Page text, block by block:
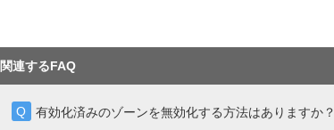
関連するFAQ
有効化済みのゾーンを無効化する方法はありますか？